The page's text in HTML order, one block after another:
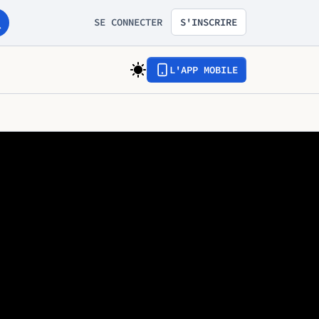
SE CONNECTER S'INSCRIRE
L'APP MOBILE